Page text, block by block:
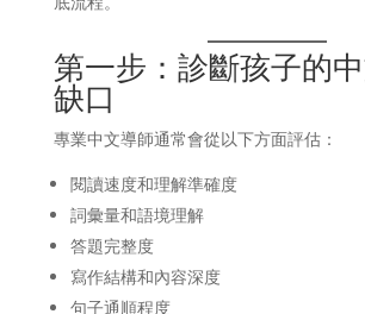
第一步：診斷孩子的
缺口
專業中文導師通常會從以下方面評估：
閱讀速度和理解準確度
詞彙量和語境理解
答題完整度
寫作結構和內容深度
句子通順程度